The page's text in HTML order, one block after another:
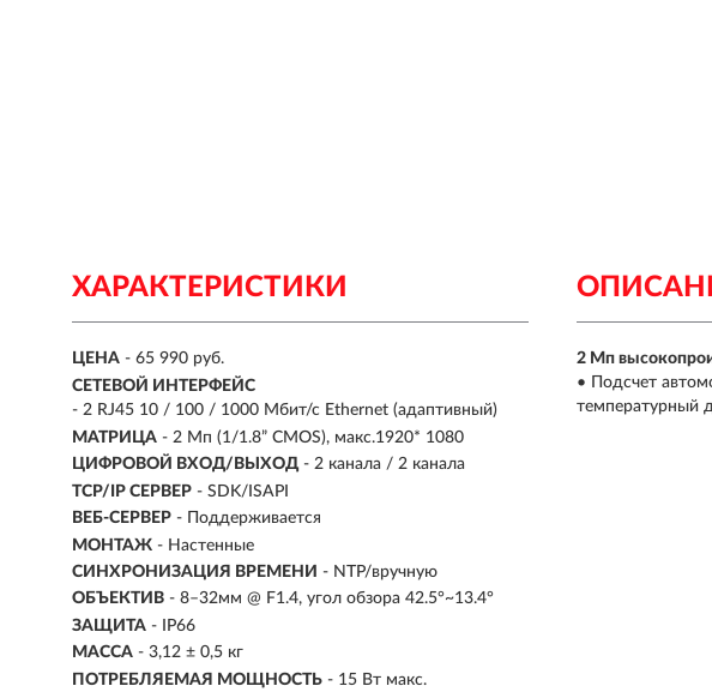
ХАРАКТЕРИСТИКИ
ЦЕНА - 65 990 руб.
СЕТЕВОЙ ИНТЕРФЕЙС
- 2 RJ45 10 / 100 / 1000 Мбит/с Ethernet (адаптивный)
МАТРИЦА - 2 Мп (1/1.8” CMOS), макс.1920* 1080
ЦИФРОВОЙ ВХОД/ВЫХОД - 2 канала / 2 канала
TCP/IP СЕРВЕР - SDK/ISAPI
ВЕБ-СЕРВЕР - Поддерживается
МОНТАЖ - Настенные
СИНХРОНИЗАЦИЯ ВРЕМЕНИ - NTP/вручную
ОБЪЕКТИВ - 8–32мм @ F1.4, угол обзора 42.5°~13.4°
ЗАЩИТА - IP66
МАССА - 3,12 ± 0,5 кг
ПОТРЕБЛЯЕМАЯ МОЩНОСТЬ - 15 Вт макс.
2 Мп
• Подсчет
температурный